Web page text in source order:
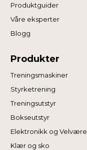
Produktguider
Våre eksperter
Blogg
Produkter
Treningsmaskiner
Styrketrening
Treningsutstyr
Bokseutstyr
Elektronikk og Velvære
Klær og sko